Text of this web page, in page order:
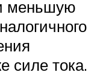
меньшую
силе тока.